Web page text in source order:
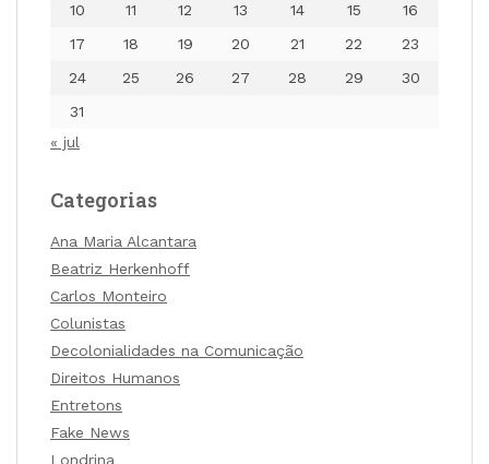
10
11 12 13 14 15
16
17
18 19 20 21 22
23
24
25 26 27 28 29
30
31
« jul
Categorias
Ana Maria Alcantara
Beatriz Herkenhoff
Carlos Monteiro
Colunistas
Decolonialidades na Comunicação
Direitos Humanos
Entretons
Fake News
Londrina